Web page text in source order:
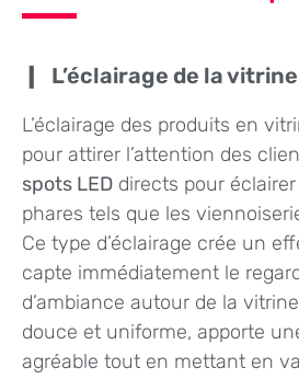
L’éclairage de la vitrine
L’éclairage des produits en
pour attirer l’attention des
spots LED directs pour
phares tels que les
Ce type d’éclairage crée un
capte immédiatement le
d’ambiance autour de la
douce et uniforme, apporte
agréable tout en mettant en